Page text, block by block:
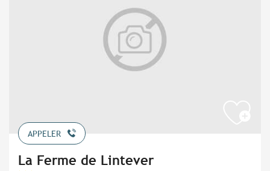
APPELER
La Ferme de Lintever